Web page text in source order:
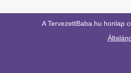
A TervezettBaba.hu honlap